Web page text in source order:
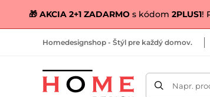
🎁 AKCIA 2+1 ZADARMO s kódom 2PLUS1!
Homedesignshop - Štýl pre každý domov.
Napr.